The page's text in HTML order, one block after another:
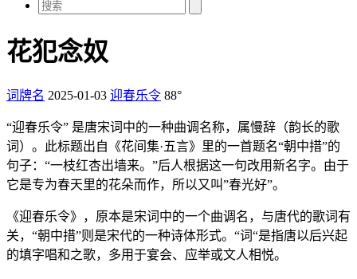
花犯念奴
词牌名 2025-01-03 迎春乐令 88°
“迎春乐令” 是唐宋词中的一种曲调名称，属慢辞（韵长的歌
词）。此标题出自《花间集·五言》里的一首题名“朝中措”的
句子：“一枝红杏出墙来。”后人根据这一句改用新名字。由于
它是专为春天里的花朵而作，所以又叫”春光好”。
《迎春乐令》，原本是宋词中的一个曲调名，与唐代的歌词有
关，“朝中措”则是宋代的一种诗体形式。“词“是指唐以后兴起
的填字唱和之歌，多用于宴会、应举或文人相悦。